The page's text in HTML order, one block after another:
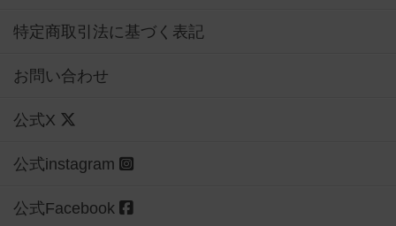
特定商取引法に基づく表記
お問い合わせ
公式X
公式instagram
公式Facebook